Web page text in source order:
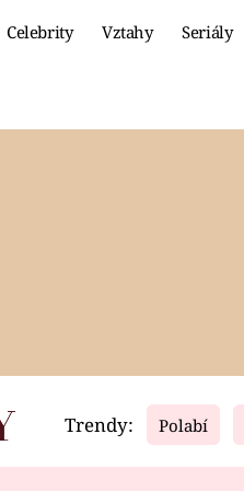
Celebrity Vztahy Seriály
Video
Trendy: Polabí